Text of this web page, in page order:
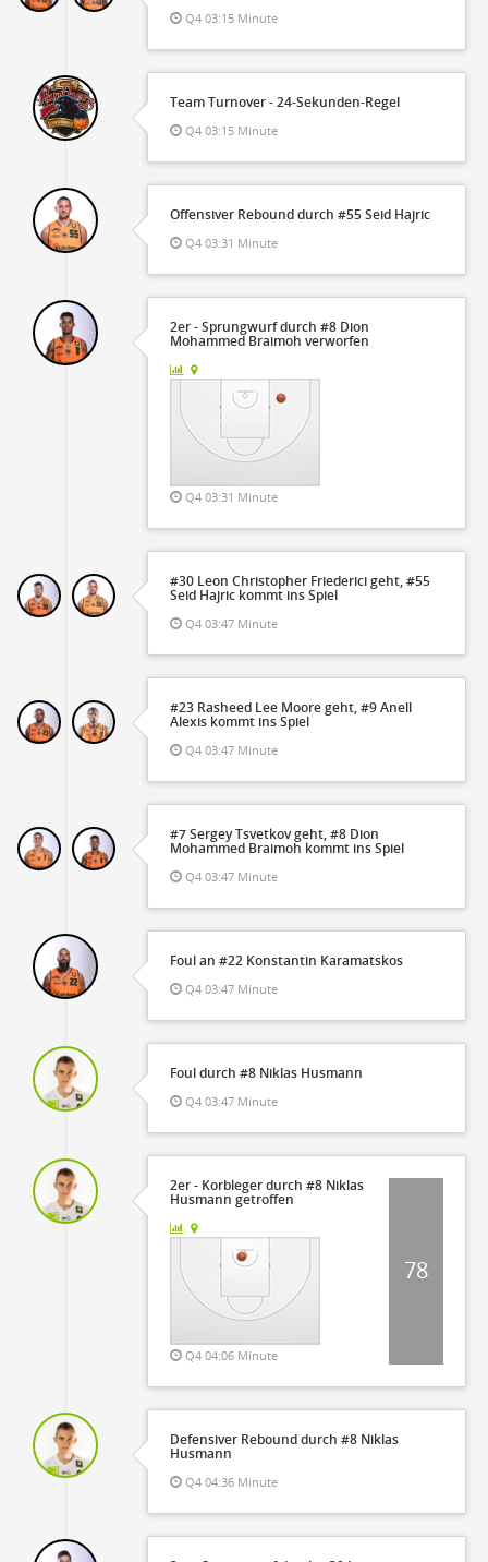
Q4 03:15 Minute
Team Turnover - 24-Sekunden-Regel
Q4 03:15 Minute
Offensiver Rebound durch #55 Seid Hajric
Q4 03:31 Minute
2er - Sprungwurf durch #8 Dion
Mohammed Braimoh verworfen
Q4 03:31 Minute
#30 Leon Christopher Friederici geht, #55
Seid Hajric kommt ins Spiel
Q4 03:47 Minute
#23 Rasheed Lee Moore geht, #9 Anell
Alexis kommt ins Spiel
Q4 03:47 Minute
#7 Sergey Tsvetkov geht, #8 Dion
Mohammed Braimoh kommt ins Spiel
Q4 03:47 Minute
Foul an #22 Konstantin Karamatskos
Q4 03:47 Minute
Foul durch #8 Niklas Husmann
Q4 03:47 Minute
2er - Korbleger durch #8 Niklas
Husmann getroffen
Q4 04:06 Minute
78
Defensiver Rebound durch #8 Niklas
Husmann
Q4 04:36 Minute